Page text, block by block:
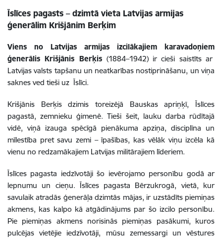
Īslīces pagasts – dzimtā vieta Latvijas armijas
ģenerālim Krišjānim Berķim
Viens no Latvijas armijas izcilākajiem karavadoņiem
ģenerālis Krišjānis Berķis (1884–1942) ir cieši saistīts ar
Latvijas valsts tapšanu un neatkarības nostiprināšanu, un viņa
saknes ved tieši uz Īslīci.
Krišjānis Berķis dzimis toreizējā Bauskas apriņķī, Īslīces
pagastā, zemnieku ģimenē. Tieši šeit, lauku darba rūdītajā
vidē, viņā izauga spēcīgā pienākuma apziņa, disciplīna un
mīlestība pret savu zemi – īpašības, kas vēlāk viņu izcēla kā
vienu no redzamākajiem Latvijas militārajiem līderiem.
Īslīces pagasta iedzīvotāji šo ievērojamo personību godā ar
lepnumu un cieņu. Īslīces pagasta Bērzukrogā, vietā, kur
savulaik atradās ģenerāļa dzimtās mājas, ir uzstādīts piemiņas
akmens, kas kalpo kā atgādinājums par šo izcilo personību.
Pie piemiņas akmens norisinās piemiņas pasākumi, kuros
pulcējas vietējie iedzīvotāji, mūsu zemessargi un vēstures